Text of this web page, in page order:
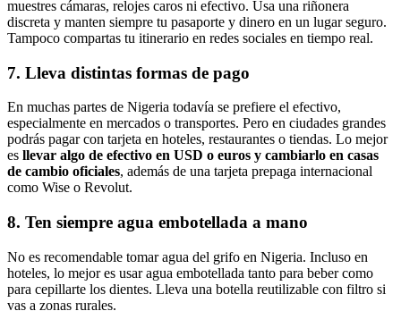
muestres cámaras, relojes caros ni efectivo. Usa una riñonera
discreta y manten siempre tu pasaporte y dinero en un lugar seguro.
Tampoco compartas tu itinerario en redes sociales en tiempo real.
7. Lleva distintas formas de pago
En muchas partes de Nigeria todavía se prefiere el efectivo,
especialmente en mercados o transportes. Pero en ciudades grandes
podrás pagar con tarjeta en hoteles, restaurantes o tiendas. Lo mejor
es llevar algo de efectivo en USD o euros y cambiarlo en casas
de cambio oficiales, además de una tarjeta prepaga internacional
como Wise o Revolut.
8. Ten siempre agua embotellada a mano
No es recomendable tomar agua del grifo en Nigeria. Incluso en
hoteles, lo mejor es usar agua embotellada tanto para beber como
para cepillarte los dientes. Lleva una botella reutilizable con filtro si
vas a zonas rurales.